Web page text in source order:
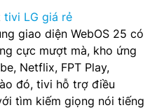
tivi LG giá rẻ
giao diện WebOS 25 có
cực mượt mà, kho ứng
Netflix, FPT Play,
đó, tivi hỗ trợ điều
tìm kiếm giọng nói tiếng